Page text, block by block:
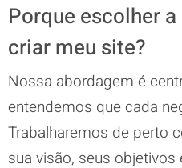
Porque escolher
criar meu site?
Nossa abordagem é
entendemos que cada
Trabalharemos de perto
sua visão, seus objetivos